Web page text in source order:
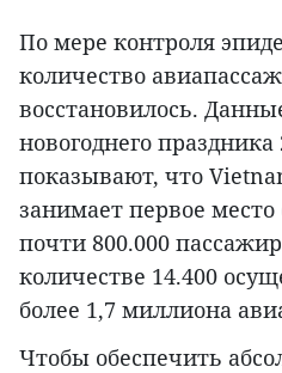
По мере контроля
количество
восстановилось.
новогоднего праздника
показывают, что
занимает первое
почти 800.000
количестве 14.400
более 1,7 миллиона
Чтобы обеспечить